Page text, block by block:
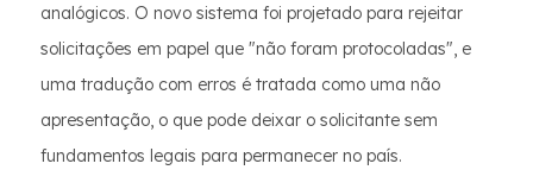
analógicos. O novo sistema foi projetado para rejeitar
solicitações em papel que "não foram protocoladas", e
uma tradução com erros é tratada como uma não
apresentação, o que pode deixar o solicitante sem
fundamentos legais para permanecer no país.